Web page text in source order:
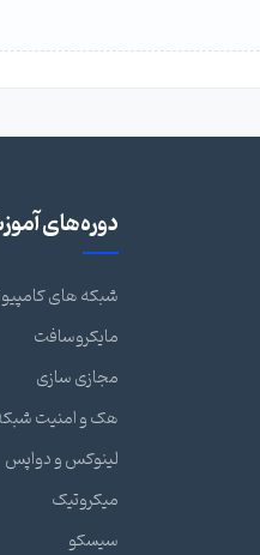
دوره‌های
شبکه های
مایکروسافت
مجازی سازی
هک و امنیت
لینوکس و دواپس
میکروتیک
سیسکو